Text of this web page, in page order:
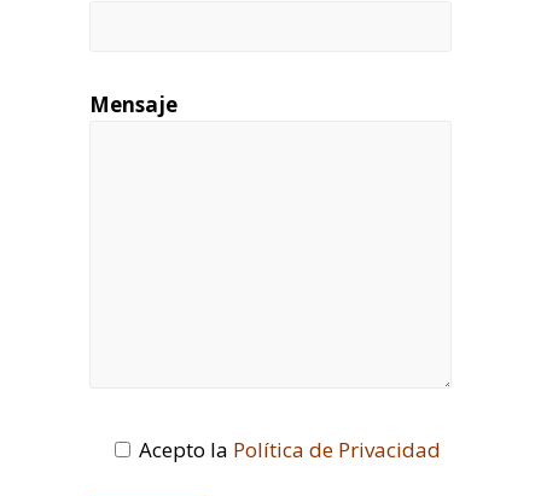
Mensaje
Acepto la Política de Privacidad